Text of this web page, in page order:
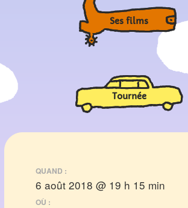
Ses films
Tournée
QUAND :
6 août 2018 @ 19 h 15 min
OÙ :